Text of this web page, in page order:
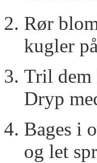
Rør
kugler
Tril dem
Dryp
Bages i
og let